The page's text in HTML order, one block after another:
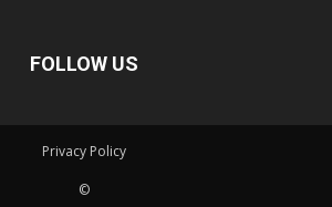
FOLLOW US
Privacy Policy
©